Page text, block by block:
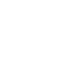
Menge